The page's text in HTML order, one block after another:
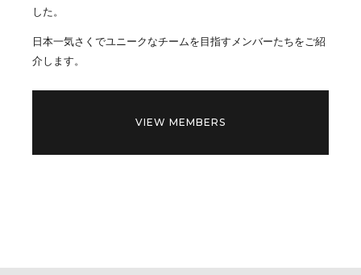
した。
日本一気さくでユニークなチームを目指すメンバーたちをご紹
介します。
VIEW MEMBERS